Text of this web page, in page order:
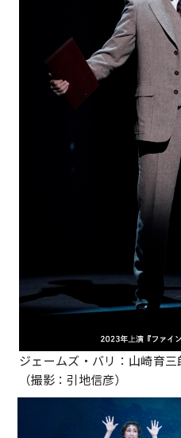
ジェームズ・バリ：山崎育
（撮影：引地信彦）